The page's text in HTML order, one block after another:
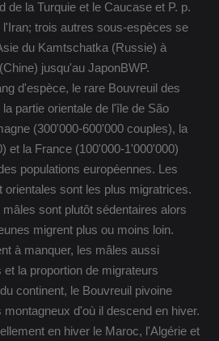
de la Turquie et le Caucase et P. p.
trois autres sous-espèces se
du Kamtschatka (Russie) à
jusqu'au JaponBWP.
d'espèce, le rare Bouvreuil des
partie orientale de l'île de São
(300'000-600'000 couples), la
et la France (100'000-1'000'000)
populations européennes. Les
orientales sont les plus migratrices.
sont plutôt sédentaires alors
migrent plus ou moins loin.
à manquer, les mâles aussi
la proportion de migrateurs
continent, le Bouvreuil pivoine
d'où il descend en hiver.
en hiver le Maroc, l'Algérie et